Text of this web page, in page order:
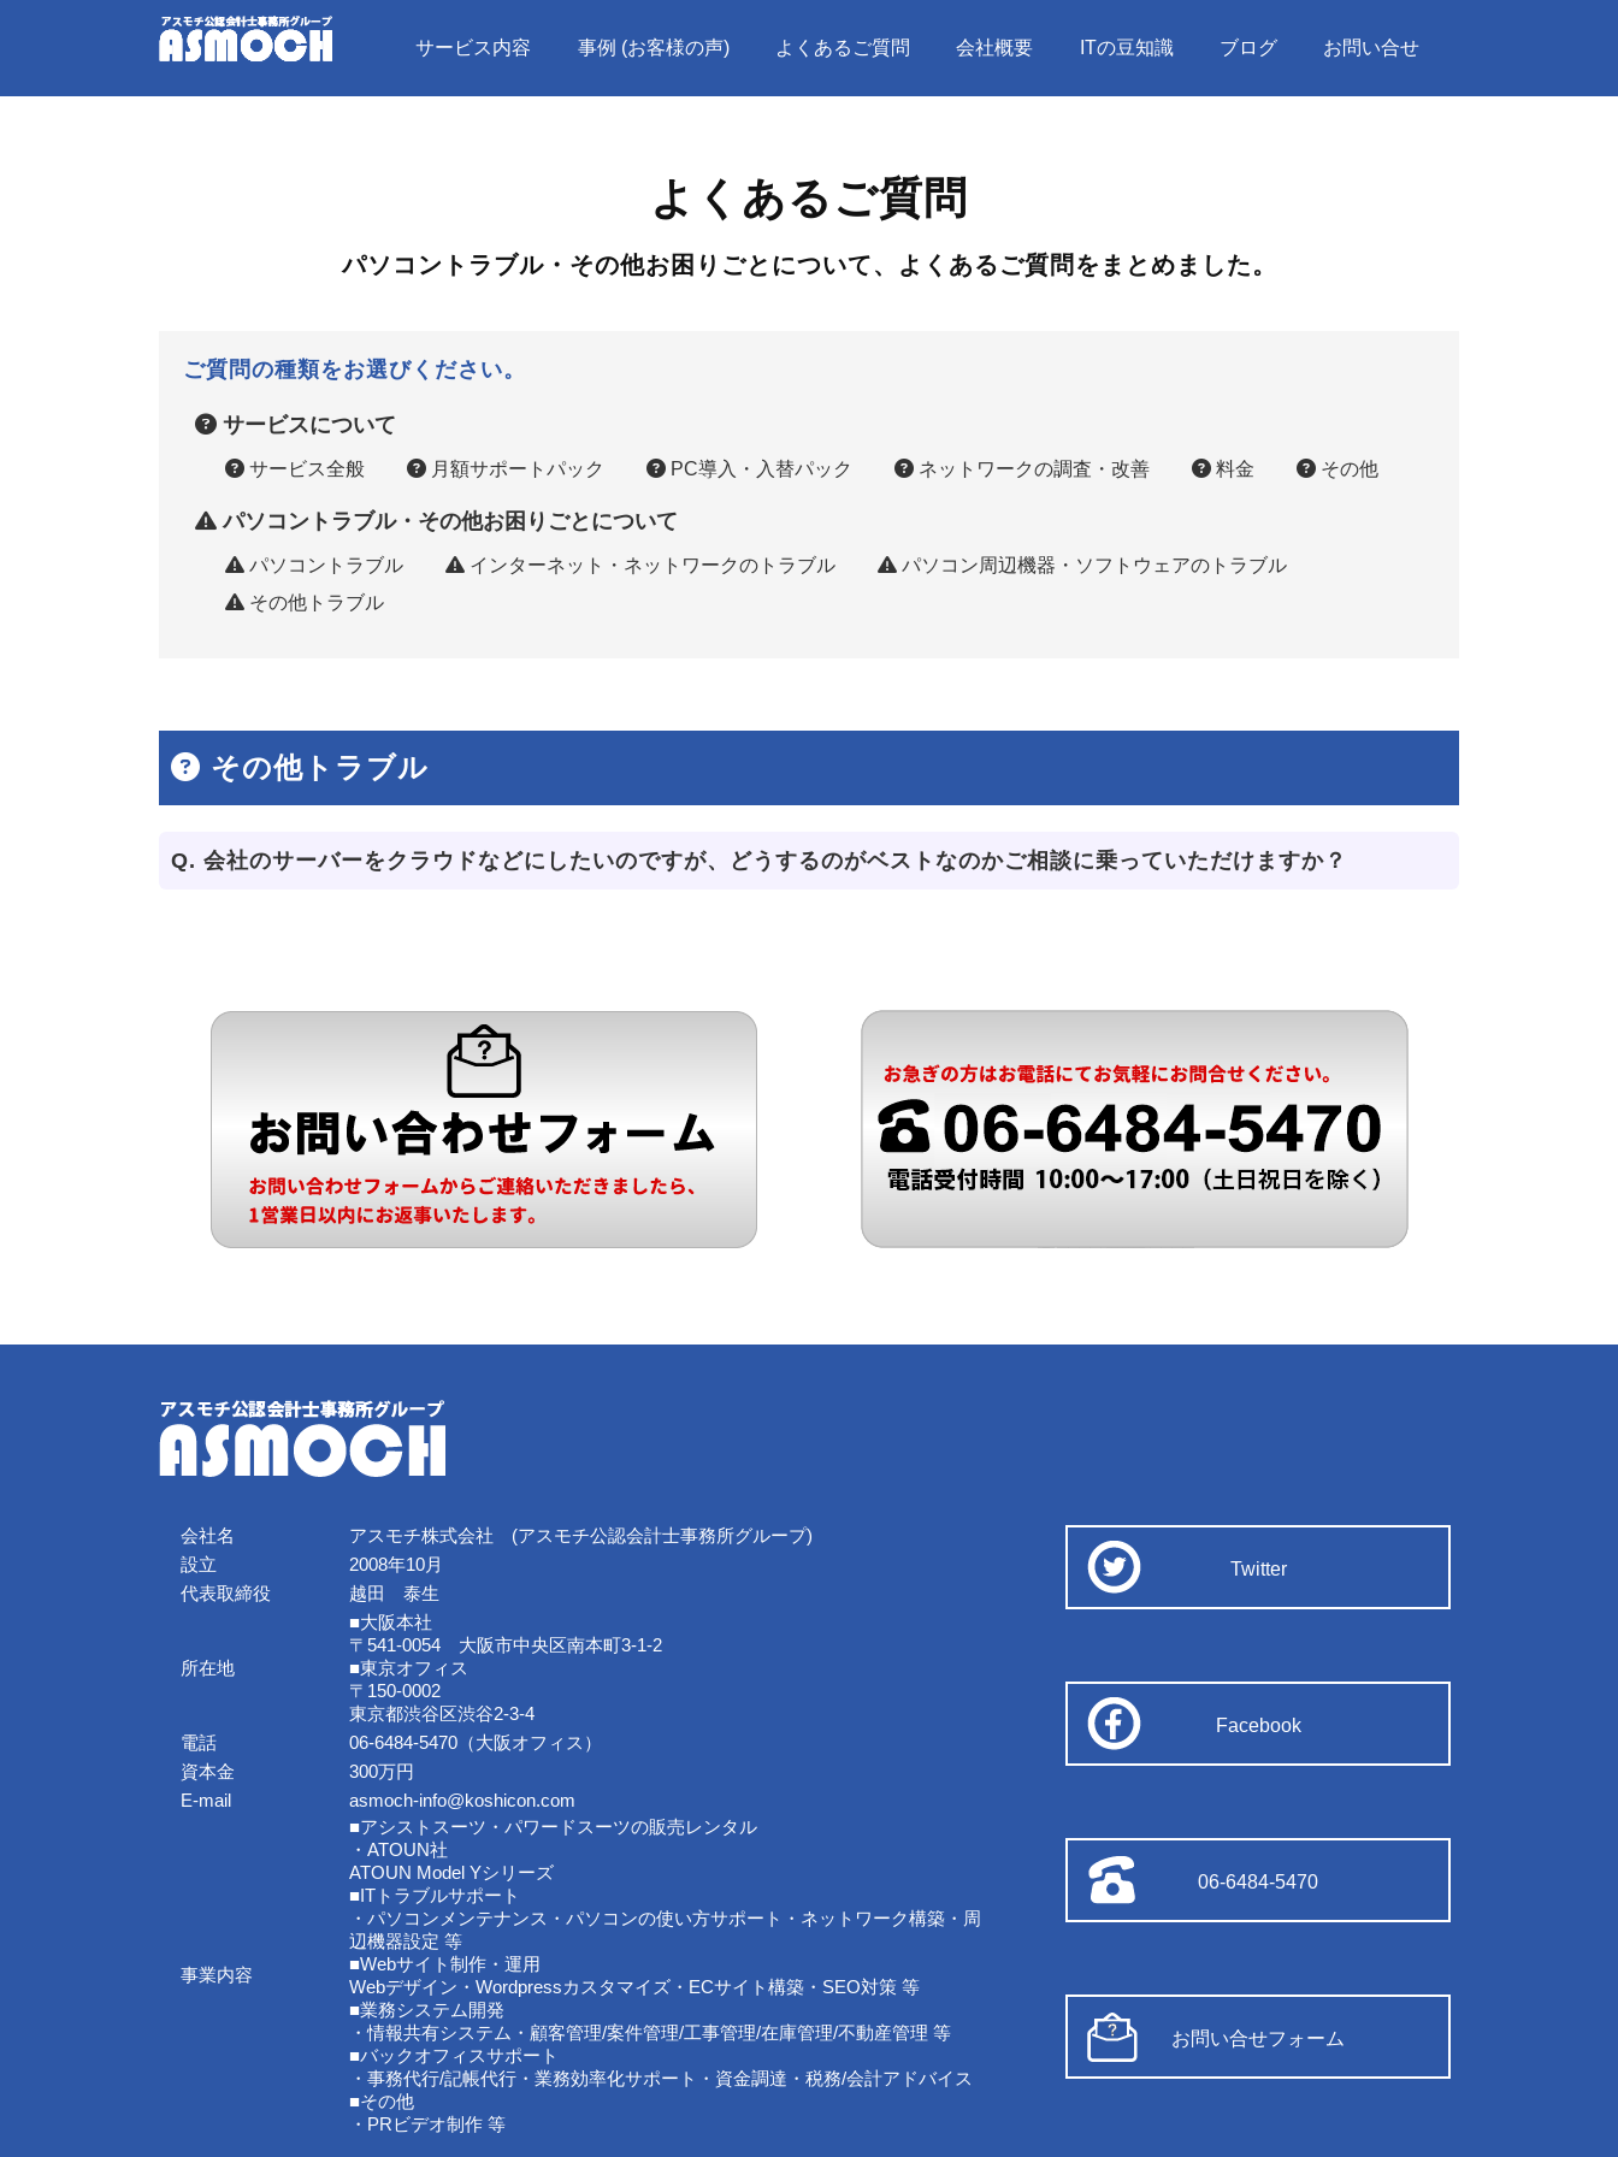
サービス内容 事例 (お客様の声) よくあるご質問 会社概要 ITの豆知識 ブログ お問い合せ
よくあるご質問
パソコントラブル・その他お困りごとについて、よくあるご質問をまとめました。
ご質問の種類をお選びください。
サービスについて
サービス全般 月額サポートパック PC導入・入替パック ネットワークの調査・改善 料金 その他
パソコントラブル・その他お困りごとについて
パソコントラブル インターネット・ネットワークのトラブル
パソコン周辺機器・ソフトウェアのトラブル
その他トラブル
その他トラブル
Q. 会社のサーバーをクラウドなどにしたいのですが、どうするのがベストなのかご相談に乗っていただけますか？
会社名
アスモチ株式会社 (アスモチ公認会計士事務所グループ)
設立
2008年10月
代表取締役
越田 泰生
所在地
■大阪本社
〒541-0054 大阪市中央区南本町3-1-2
■東京オフィス
〒150-0002
東京都渋谷区渋谷2-3-4
電話
06-6484-5470（大阪オフィス）
資本金
300万円
E-mail
asmoch-info@koshicon.com
事業内容
■アシストスーツ・パワードスーツの販売レンタル
・ATOUN社
ATOUN Model Yシリーズ
■ITトラブルサポート
・パソコンメンテナンス・パソコンの使い方サポート・ネットワーク構築・周
辺機器設定 等
■Webサイト制作・運用
Webデザイン・Wordpressカスタマイズ・ECサイト構築・SEO対策 等
■業務システム開発
・情報共有システム・顧客管理/案件管理/工事管理/在庫管理/不動産管理 等
■バックオフィスサポート
・事務代行/記帳代行・業務効率化サポート・資金調達・税務/会計アドバイス
■その他
・PRビデオ制作 等
Twitter
Facebook
06-6484-5470
お問い合せフォーム